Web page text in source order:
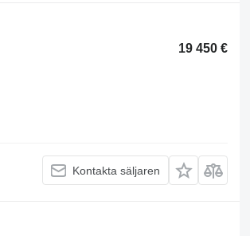
19 450 €
Kontakta säljaren